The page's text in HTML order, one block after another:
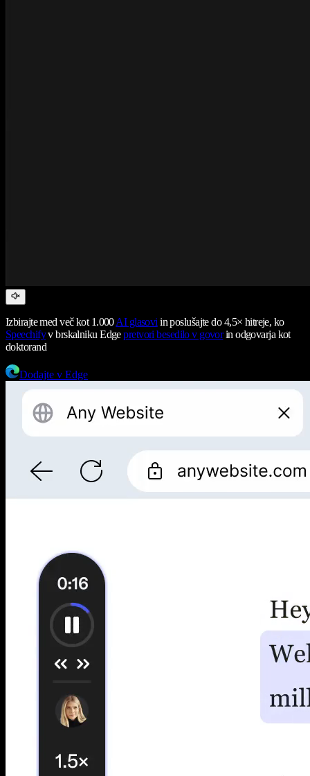
Izbirajte med več kot 1.000AI glasovi in poslušajte do 4,5× hitreje, ko
Speechifyv brskalniku Edgepretvori besedilo v govorin odgovarja kot
doktorand
Dodajte v Edge